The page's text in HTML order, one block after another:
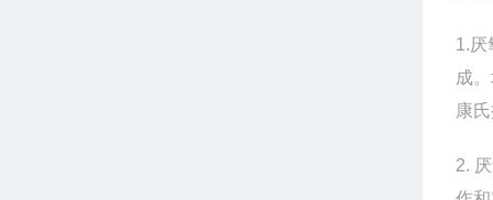
1.厌
成
康
2.